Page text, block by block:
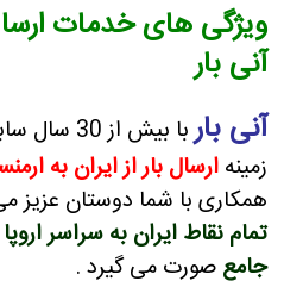
ویژگی های خدمات
آنی بار
آنی بار
با بیش از
زمینه ارسال بار از ایران به
همکاری با شما دوستان عزیز
تمام نقاط ایران به سراسر اروپا
جامع صورت می گیرد .